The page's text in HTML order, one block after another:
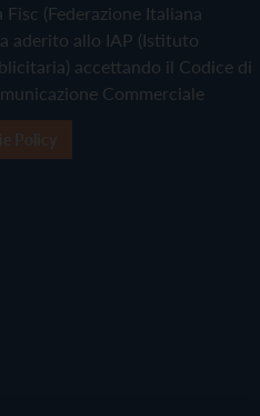
(Federazione Italiana
aderito allo IAP (Istituto
accettando il Codice di
Commerciale